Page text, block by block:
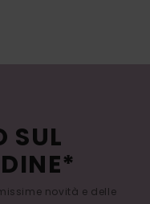
SUL
novità e delle